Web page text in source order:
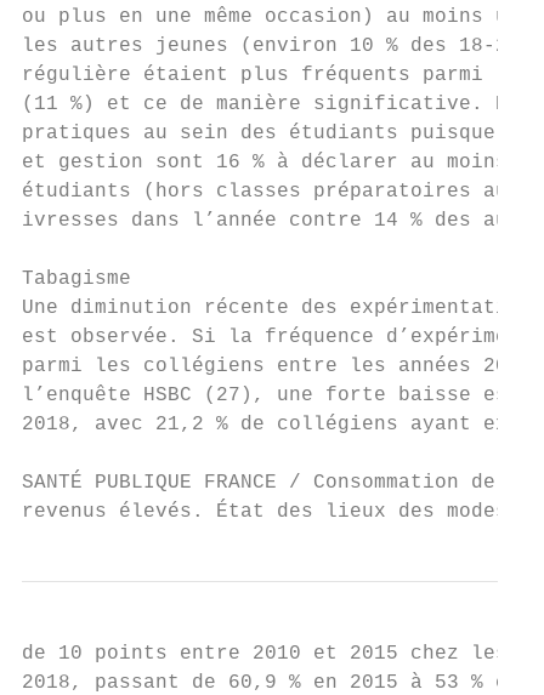
ou plus en une même occasion) au moins
les autres jeunes (environ 10 % des 18-25
régulière étaient plus fréquents parmi les
(11 %) et ce de manière significative.
pratiques au sein des étudiants puisque
et gestion sont 16 % à déclarer au moins
étudiants (hors classes préparatoires aux
ivresses dans l’année contre 14 % des
Tabagisme
Une diminution récente des
est observée. Si la fréquence
parmi les collégiens entre les années 2010
l’enquête HSBC (27), une forte baisse est
2018, avec 21,2 % de collégiens ayant
SANTÉ PUBLIQUE FRANCE / Consommation
revenus élevés. État des lieux des modes
de 10 points entre 2010 et 2015 chez les
2018, passant de 60,9 % en 2015 à 53 %